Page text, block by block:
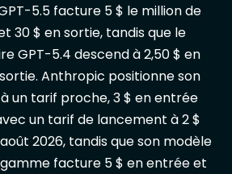
5.5 facture 5 $ le million de
30 $ en sortie, tandis que le
GPT-5.4 descend à 2,50 $ en
Anthropic positionne son
un tarif proche, 3 $ en entrée
un tarif de lancement à 2 $
août 2026, tandis que son modèle
facture 5 $ en entrée et